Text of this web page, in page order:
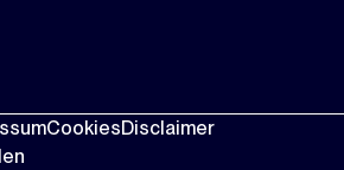
CookiesDisclaimer